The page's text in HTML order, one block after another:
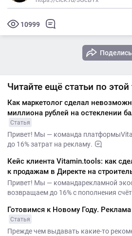
10999
Поделись
Читайте ещё статьи по этой
Как маркетолог сделал
миллиона рублей на остеклении
Статья
Привет! Мы — команда
до 16% затрат на рекламу.
Кейс клиента Vitamin.tools: как
к продажам в Директе на
Привет! Мы — командарекламной
возвращаем до 16% с пополнения
Готовимся к Новому Году.
Статья
Прежде чем выдавать какие-то